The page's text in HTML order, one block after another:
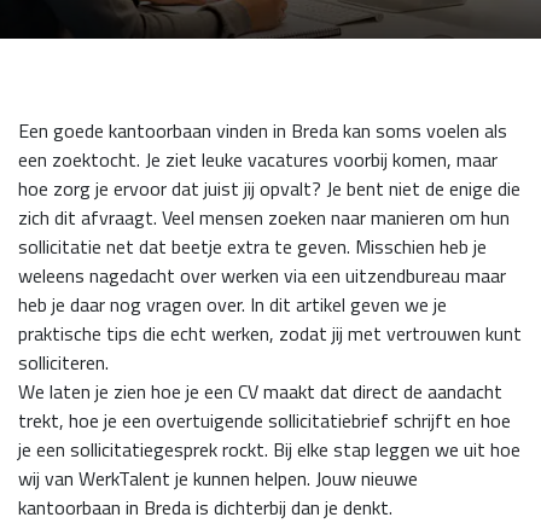
Een goede kantoorbaan vinden in Breda kan soms voelen als
een zoektocht. Je ziet leuke vacatures voorbij komen, maar
hoe zorg je ervoor dat juist jij opvalt? Je bent niet de enige die
zich dit afvraagt. Veel mensen zoeken naar manieren om hun
sollicitatie net dat beetje extra te geven. Misschien heb je
weleens nagedacht over werken via een uitzendbureau maar
heb je daar nog vragen over. In dit artikel geven we je
praktische tips die echt werken, zodat jij met vertrouwen kunt
solliciteren.
We laten je zien hoe je een CV maakt dat direct de aandacht
trekt, hoe je een overtuigende sollicitatiebrief schrijft en hoe
je een sollicitatiegesprek rockt. Bij elke stap leggen we uit hoe
wij van WerkTalent je kunnen helpen. Jouw nieuwe
kantoorbaan in Breda is dichterbij dan je denkt.